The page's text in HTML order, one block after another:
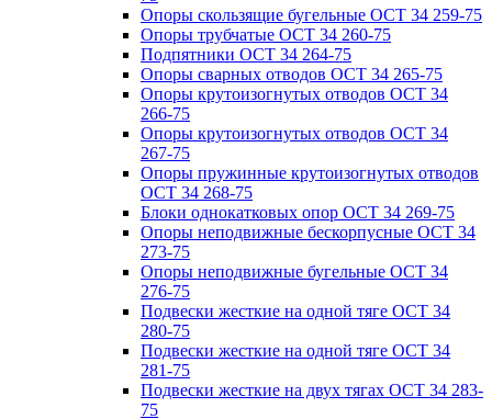
Опоры скользящие бугельные ОСТ 34 259-75
Опоры трубчатые ОСТ 34 260-75
Подпятники ОСТ 34 264-75
Опоры сварных отводов ОСТ 34 265-75
Опоры крутоизогнутых отводов ОСТ 34
266-75
Опоры крутоизогнутых отводов ОСТ 34
267-75
Опоры пружинные крутоизогнутых отводов
ОСТ 34 268-75
Блоки однокатковых опор ОСТ 34 269-75
Опоры неподвижные бескорпусные ОСТ 34
273-75
Опоры неподвижные бугельные ОСТ 34
276-75
Подвески жесткие на одной тяге ОСТ 34
280-75
Подвески жесткие на одной тяге ОСТ 34
281-75
Подвески жесткие на двух тягах ОСТ 34 283-
75